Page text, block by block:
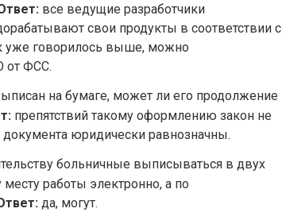
все ведущие разработчики
свои продукты в соответствии с
уже говорилось выше, можно
от ФСС.
на бумаге, может ли его продолжение
препятствий такому оформлению закон не
юридически равнозначны.
больничные выписываться в двух
работы электронно, а по
да, могут.